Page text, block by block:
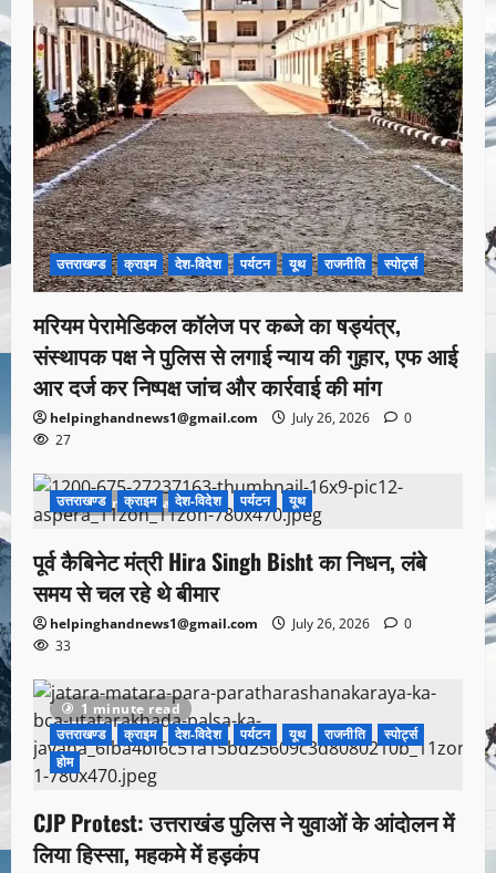
उत्तराखण्ड क्राइम देश-विदेश पर्यटन यूथ राजनीति स्पोर्ट्स
मरियम पेरामेडिकल कॉलेज पर कब्जे का षड्यंत्र,
संस्थापक पक्ष ने पुलिस से लगाई न्याय की गुहार, एफ आई
आर दर्ज कर निष्पक्ष जांच और कार्रवाई की मांग
helpinghandnews1@gmail.com July 26, 2026
0
27
1 minute read
उत्तराखण्ड क्राइम देश-विदेश पर्यटन यूथ
पूर्व कैबिनेट मंत्री Hira Singh Bisht का निधन, लंबे
समय से चल रहे थे बीमार
helpinghandnews1@gmail.com July 26, 2026
0
33
1 minute read
उत्तराखण्ड
क्राइम देश-विदेश पर्यटन यूथ राजनीति
स्पोर्ट्स
होम
CJP Protest: उत्तराखंड पुलिस ने युवाओं के आंदोलन में
लिया हिस्सा, महकमे में हड़कंप